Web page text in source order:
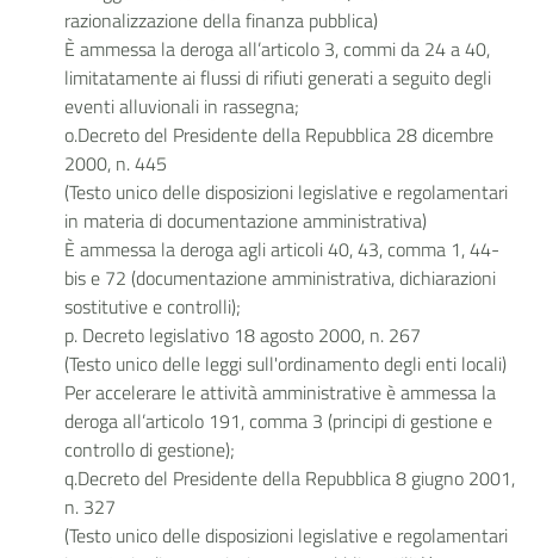
razionalizzazione della finanza pubblica)
È ammessa la deroga all’articolo 3, commi da 24 a 40,
limitatamente ai flussi di rifiuti generati a seguito degli
eventi alluvionali in rassegna;
o.Decreto del Presidente della Repubblica 28 dicembre
2000, n. 445
(Testo unico delle disposizioni legislative e regolamentari
in materia di documentazione amministrativa)
È ammessa la deroga agli articoli 40, 43, comma 1, 44-
bis e 72 (documentazione amministrativa, dichiarazioni
sostitutive e controlli);
p. Decreto legislativo 18 agosto 2000, n. 267
(Testo unico delle leggi sull'ordinamento degli enti locali)
Per accelerare le attività amministrative è ammessa la
deroga all’articolo 191, comma 3 (principi di gestione e
controllo di gestione);
q.Decreto del Presidente della Repubblica 8 giugno 2001,
n. 327
(Testo unico delle disposizioni legislative e regolamentari